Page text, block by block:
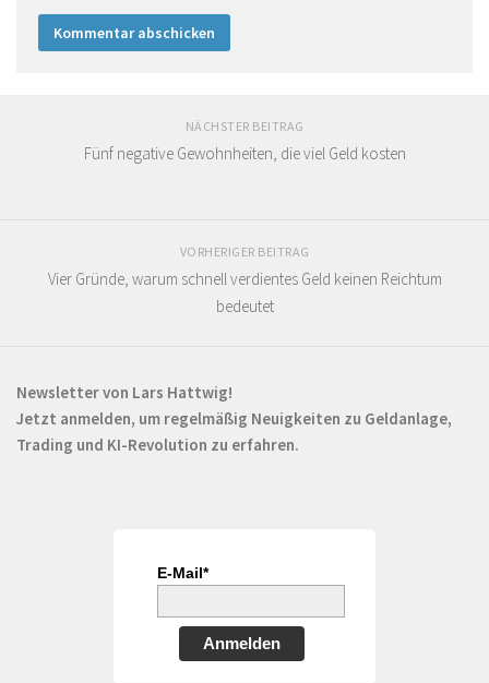
NÄCHSTER BEITRAG
Fünf negative Gewohnheiten, die viel Geld kosten
VORHERIGER BEITRAG
Vier Gründe, warum schnell verdientes Geld keinen Reichtum
bedeutet
Newsletter von Lars Hattwig!
Jetzt anmelden, um regelmäßig Neuigkeiten zu Geldanlage,
Trading und KI-Revolution zu erfahren.
E-Mail*
Anmelden